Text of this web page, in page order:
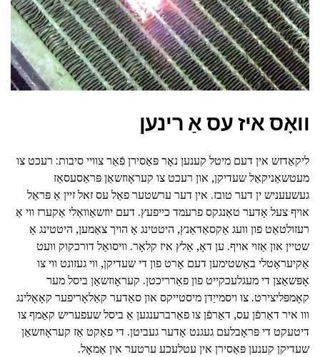
וואָס איז עס אַ רינען
ליקאַדזש אין דעם מיטל קענען נאָר פּאַסירן פֿאַר צוויי סיבות: רעכט צו
מעטשאַניקאַל שעדיקן, און רעכט צו קעראָוזשאַן פּראַסעסאַז
געשעעניש ין דער טובז. אין דער ערשטער פאַל עס זאל זיין אַ פּראַל
אויף צעל אָדער טאַנגקס פרעמד כייפעץ. דעם יוזשאַוואַלי אַקערז ווי אַ
רעזולטאַט פון וועג אַקסאַדאַנץ, היטטינג אַ הויך צאַמען, היטטינג אַ
שטיין און אַזוי אויף. ען דאָ, אַלץ איז קלאָר. וויסואַל דורכקוק וועט
אַקיעראַטלי באַשטימען דעם אָרט פון די שעדיקן, ווי געזונט ווי צו
אָפּשאַצן די מעגלעכקייט פון פאַרריכטן. קעראָוזשאַן ביסל מער
קאָמפּליצירט. צו ויסמייַדן מיסטייקס און סאַדער קאַלאָריפער קאָאָלינג
ווו איר דאַרפֿן עס, דאַרפֿן צו פאַרברענגען אַ ביסל שעפעריש קאַמף צו
דיטעקט די פּראָבלעם געגנט אָדער געביטן. די פאַקט אַז קעראָוזשאַן
שעדיקן קענען פּאַסירן אין עטלעכע ערטער אין אַמאָל.